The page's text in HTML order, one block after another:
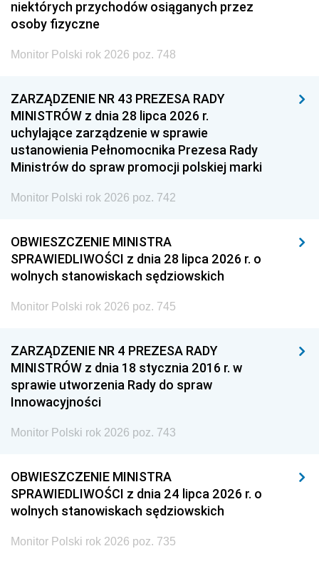
niektórych przychodów osiąganych przez
osoby fizyczne
Monitor Polski rok 2026 poz. 748
ZARZĄDZENIE NR 43 PREZESA RADY
MINISTRÓW z dnia 28 lipca 2026 r.
uchylające zarządzenie w sprawie
ustanowienia Pełnomocnika Prezesa Rady
Ministrów do spraw promocji polskiej marki
Monitor Polski rok 2026 poz. 742
OBWIESZCZENIE MINISTRA
SPRAWIEDLIWOŚCI z dnia 28 lipca 2026 r. o
wolnych stanowiskach sędziowskich
Monitor Polski rok 2026 poz. 745
ZARZĄDZENIE NR 4 PREZESA RADY
MINISTRÓW z dnia 18 stycznia 2016 r. w
sprawie utworzenia Rady do spraw
Innowacyjności
Monitor Polski rok 2026 poz. 743
OBWIESZCZENIE MINISTRA
SPRAWIEDLIWOŚCI z dnia 24 lipca 2026 r. o
wolnych stanowiskach sędziowskich
Monitor Polski rok 2026 poz. 735